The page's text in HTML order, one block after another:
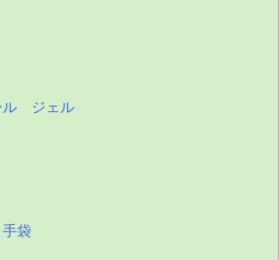
ル ジェル
袋